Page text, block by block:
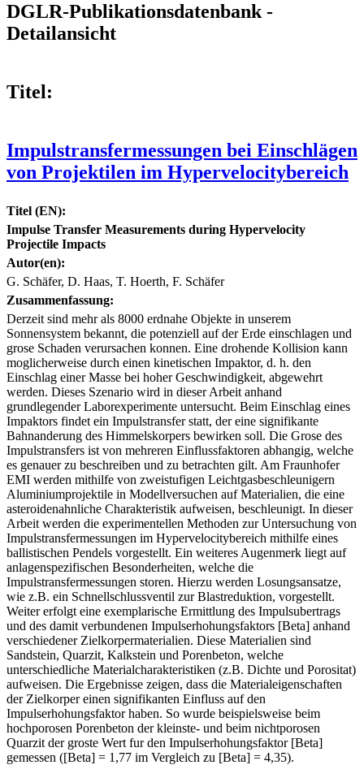
DGLR-Publikationsdatenbank -
Detailansicht
Titel:
Impulstransfermessungen bei Einschlägen
von Projektilen im Hypervelocitybereich
Titel (EN):
Impulse Transfer Measurements during Hypervelocity
Projectile Impacts
Autor(en):
G. Schäfer, D. Haas, T. Hoerth, F. Schäfer
Zusammenfassung:
Derzeit sind mehr als 8000 erdnahe Objekte in unserem
Sonnensystem bekannt, die potenziell auf der Erde einschlagen und
grose Schaden verursachen konnen. Eine drohende Kollision kann
moglicherweise durch einen kinetischen Impaktor, d. h. den
Einschlag einer Masse bei hoher Geschwindigkeit, abgewehrt
werden. Dieses Szenario wird in dieser Arbeit anhand
grundlegender Laborexperimente untersucht. Beim Einschlag eines
Impaktors findet ein Impulstransfer statt, der eine signifikante
Bahnanderung des Himmelskorpers bewirken soll. Die Grose des
Impulstransfers ist von mehreren Einflussfaktoren abhangig, welche
es genauer zu beschreiben und zu betrachten gilt. Am Fraunhofer
EMI werden mithilfe von zweistufigen Leichtgasbeschleunigern
Aluminiumprojektile in Modellversuchen auf Materialien, die eine
asteroidenahnliche Charakteristik aufweisen, beschleunigt. In dieser
Arbeit werden die experimentellen Methoden zur Untersuchung von
Impulstransfermessungen im Hypervelocitybereich mithilfe eines
ballistischen Pendels vorgestellt. Ein weiteres Augenmerk liegt auf
anlagenspezifischen Besonderheiten, welche die
Impulstransfermessungen storen. Hierzu werden Losungsansatze,
wie z.B. ein Schnellschlussventil zur Blastreduktion, vorgestellt.
Weiter erfolgt eine exemplarische Ermittlung des Impulsubertrags
und des damit verbundenen Impulserhohungsfaktors [Beta] anhand
verschiedener Zielkorpermaterialien. Diese Materialien sind
Sandstein, Quarzit, Kalkstein und Porenbeton, welche
unterschiedliche Materialcharakteristiken (z.B. Dichte und Porositat)
aufweisen. Die Ergebnisse zeigen, dass die Materialeigenschaften
der Zielkorper einen signifikanten Einfluss auf den
Impulserhohungsfaktor haben. So wurde beispielsweise beim
hochporosen Porenbeton der kleinste- und beim nichtporosen
Quarzit der groste Wert fur den Impulserhohungsfaktor [Beta]
gemessen ([Beta] = 1,77 im Vergleich zu [Beta] = 4,35).